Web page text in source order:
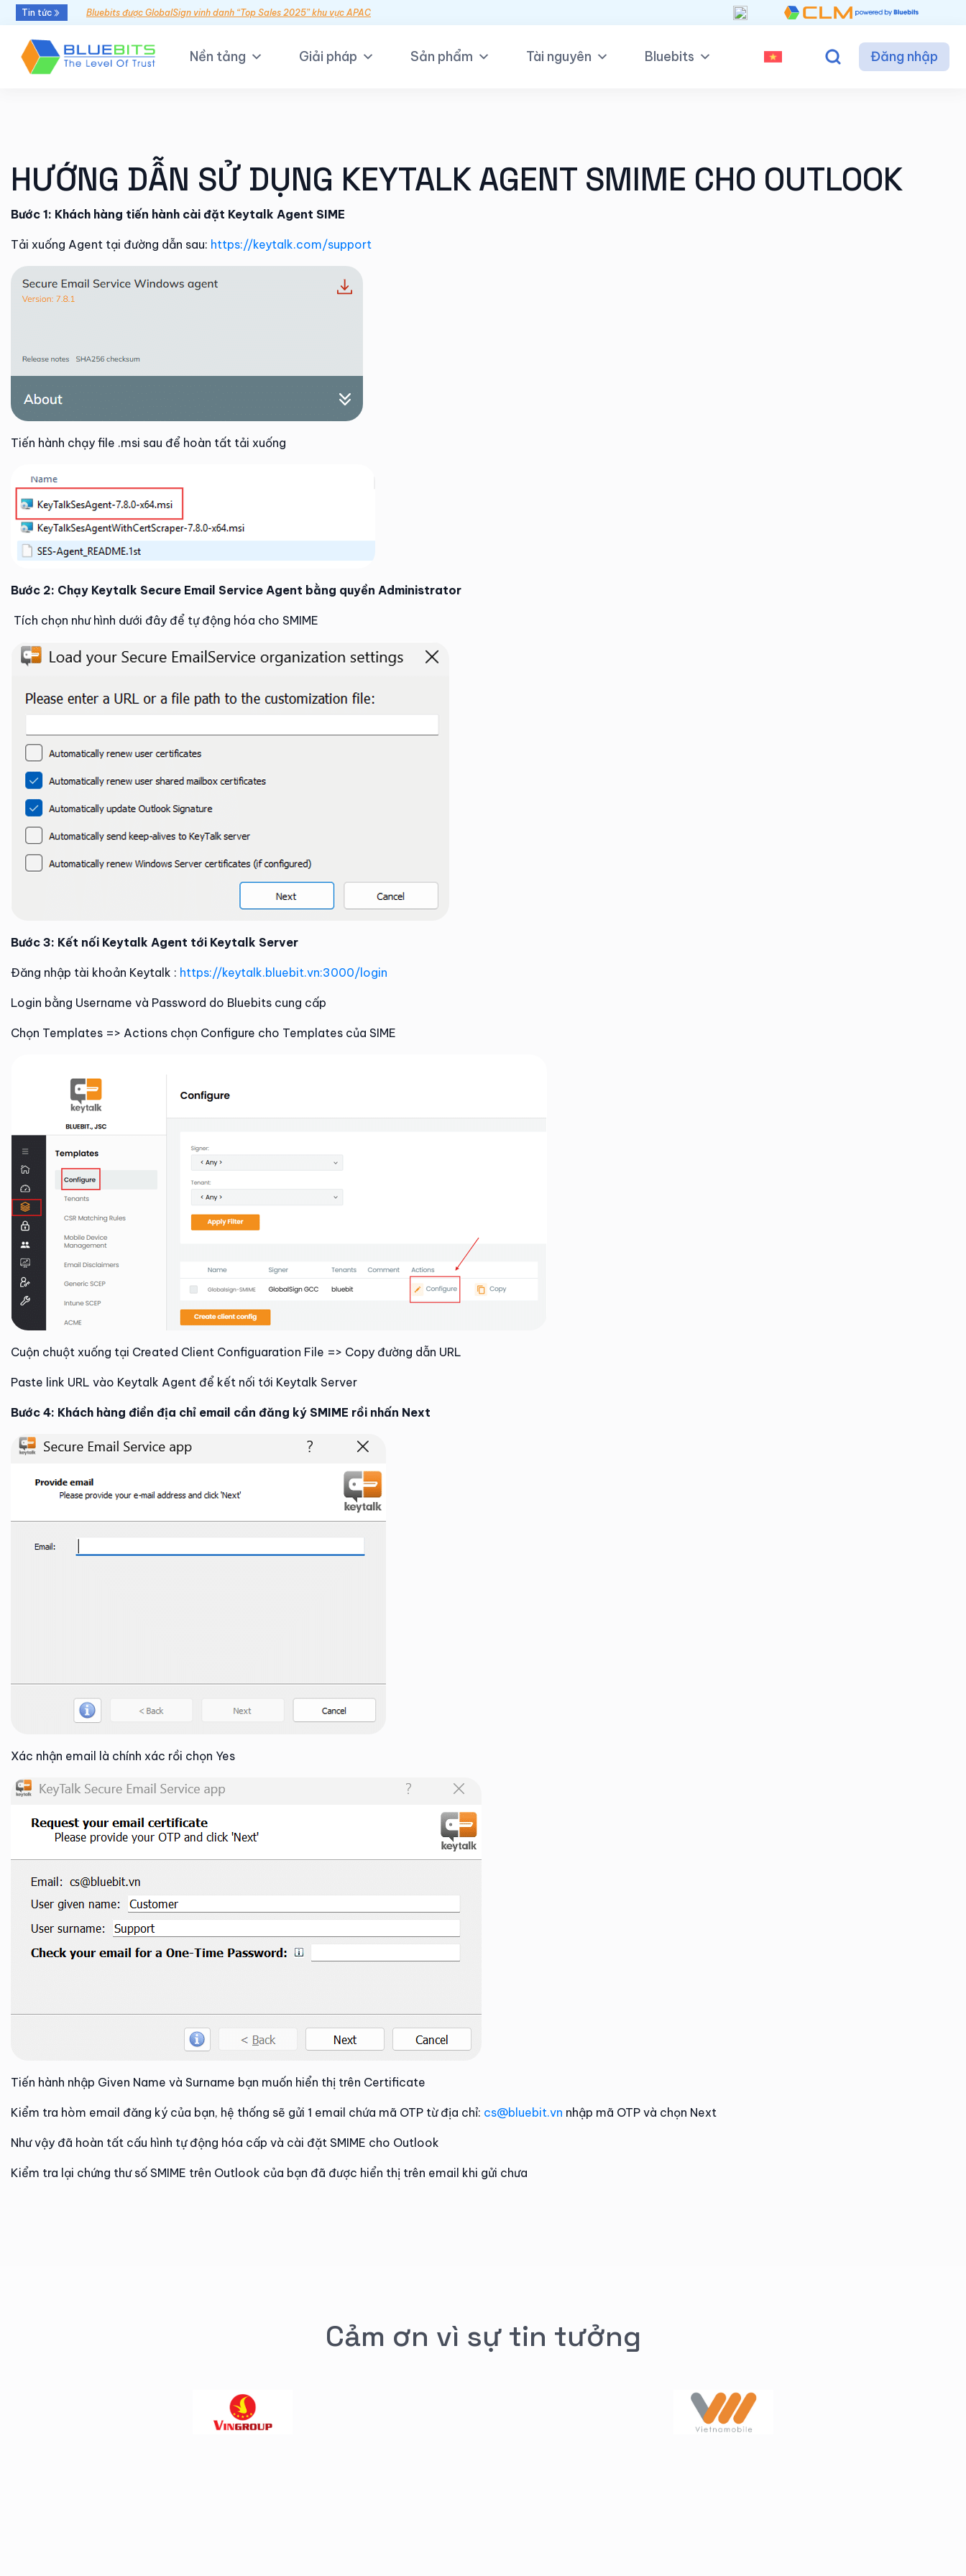
Tin tức Bluebits được GlobalSign vinh danh “Top Sales 2025” khu vực APAC
Nền tảng Giải pháp Sản phẩm Tài nguyên Bluebits Đăng nhập
HƯỚNG DẪN SỬ DỤNG KEYTALK AGENT SMIME CHO OUTLOOK
Bước 1: Khách hàng tiến hành cài đặt Keytalk Agent SIME
Tải xuống Agent tại đường dẫn sau: https://keytalk.com/support
Tiến hành chạy file .msi sau để hoàn tất tải xuống
Bước 2: Chạy Keytalk Secure Email Service Agent bằng quyền Administrator
Tích chọn như hình dưới đây để tự động hóa cho SMIME
Bước 3: Kết nối Keytalk Agent tới Keytalk Server
Đăng nhập tài khoản Keytalk : https://keytalk.bluebit.vn:3000/login
Login bằng Username và Password do Bluebits cung cấp
Chọn Templates => Actions chọn Configure cho Templates của SIME
Cuộn chuột xuống tại Created Client Configuaration File => Copy đường dẫn URL
Paste link URL vào Keytalk Agent để kết nối tới Keytalk Server
Bước 4: Khách hàng điền địa chỉ email cần đăng ký SMIME rồi nhấn Next
Xác nhận email là chính xác rồi chọn Yes
Tiến hành nhập Given Name và Surname bạn muốn hiển thị trên Certificate
Kiểm tra hòm email đăng ký của bạn, hệ thống sẽ gửi 1 email chứa mã OTP từ địa chỉ: cs@bluebit.vn nhập mã OTP và chọn Next
Như vậy đã hoàn tất cấu hình tự động hóa cấp và cài đặt SMIME cho Outlook
Kiểm tra lại chứng thư số SMIME trên Outlook của bạn đã được hiển thị trên email khi gửi chưa
Cảm ơn vì sự tin tưởng